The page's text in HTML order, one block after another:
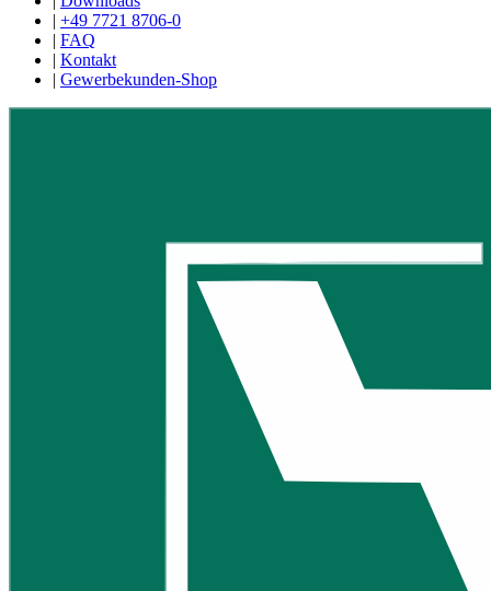
| +49 7721 8706-0
| FAQ
| Kontakt
| Gewerbekunden-Shop